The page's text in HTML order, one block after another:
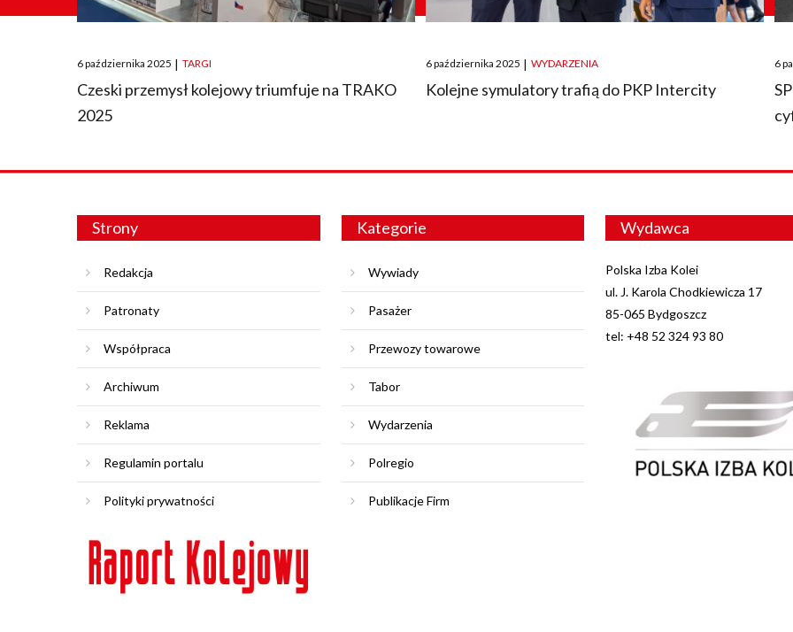
Posted
on
6 października 2025 TARGI
Czeski przemysł kolejowy triumfuje na TRAKO
2025
Posted
on
6 października 2025 WYDARZENIA
Kolejne symulatory trafią do PKP Intercity
on
6
Strony
Redakcja
Patronaty
Współpraca
Archiwum
Reklama
Regulamin portalu
Polityki prywatności
Kategorie
Wywiady
Pasażer
Przewozy towarowe
Tabor
Wydarzenia
Polregio
Publikacje Firm
Wydawca
Polska Izba Kolei
ul. J. Karola Chodkiewicza 17
85-065 Bydgoszcz
tel: +48 52 324 93 80